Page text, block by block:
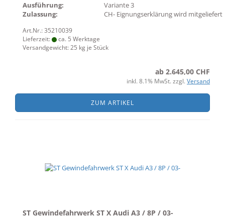
Ausführung:
Variante 3
Zulassung:
CH- Eignungserklärung wird mitgeliefert
Art.Nr.: 35210039
Lieferzeit:
ca. 5 Werktage
Versandgewicht:25 kg je Stück
ab 2.645,00 CHF
inkl. 8.1% MwSt. zzgl. Versand
ZUM ARTIKEL
ST Gewindefahrwerk ST X Audi A3 / 8P / 03-